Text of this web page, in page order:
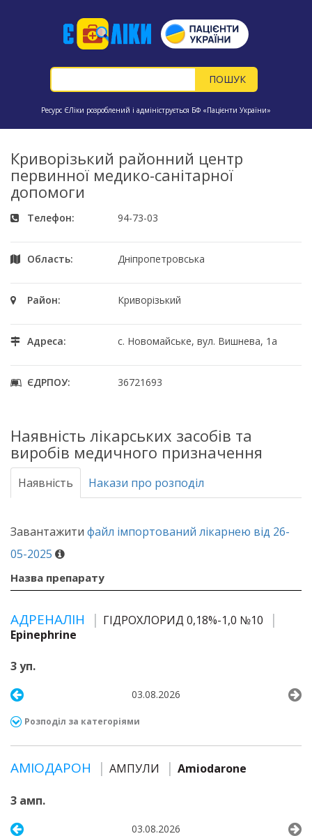
Ресурс ЄЛіки розроблений і адмініструється БФ «Пацієнти України»
Криворізький районний центр
первинної медико-санітарної
допомоги
Телефон: 94-73-03
Область: Дніпропетровська
Район: Криворізький
Адреса: с. Новомайське, вул. Вишнева, 1а
ЄДРПОУ: 36721693
Наявність лікарських засобів та
виробів медичного призначення
Наявність Накази про розподіл
Завантажити файл імпортований лікарнею від 26-
05-2025
Назва препарату
АДРЕНАЛІН
ГІДРОХЛОРИД 0,18%-1,0 №10
Epinephrine
3 уп.
03.08.2026
Розподіл за категоріями
АМІОДАРОН АМПУЛИ Amiodarone
3 амп.
03.08.2026